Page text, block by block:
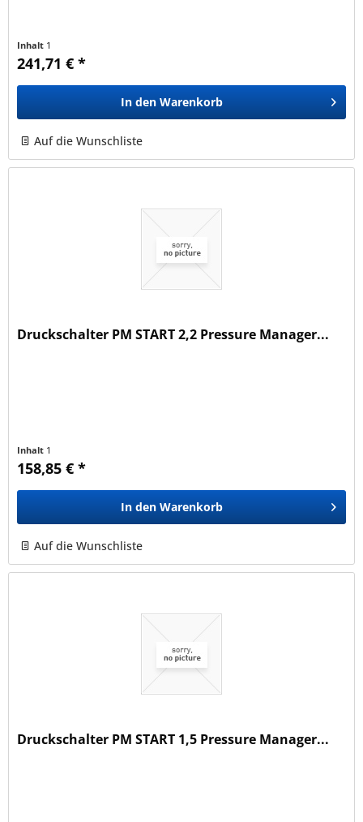
Inhalt 1
241,71 € *
In den Warenkorb
Auf die Wunschliste
Druckschalter PM START 2,2 Pressure Manager...
Inhalt 1
158,85 € *
In den Warenkorb
Auf die Wunschliste
Druckschalter PM START 1,5 Pressure Manager...